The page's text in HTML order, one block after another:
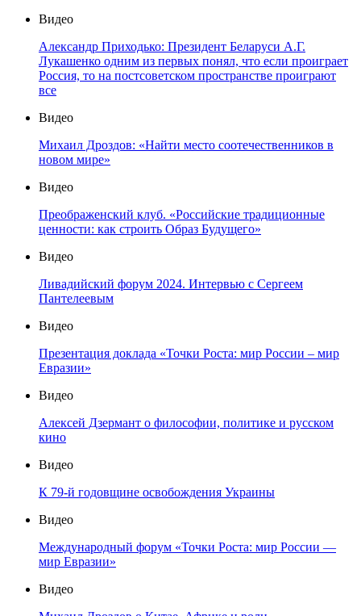
Видео
Александр Приходько: Президент Беларуси А.Г.
Лукашенко одним из первых понял, что если проиграет
Россия, то на постсоветском пространстве проиграют
все
Видео
Михаил Дроздов: «Найти место соотечественников в
новом мире»
Видео
Преображенский клуб. «Российские традиционные
ценности: как строить Образ Будущего»
Видео
Ливадийский форум 2024. Интервью с Сергеем
Пантелеевым
Видео
Презентация доклада «Точки Роста: мир России – мир
Евразии»
Видео
Алексей Дзермант о философии, политике и русском
кино
Видео
К 79-й годовщине освобождения Украины
Видео
Международный форум «Точки Роста: мир России —
мир Евразии»
Видео